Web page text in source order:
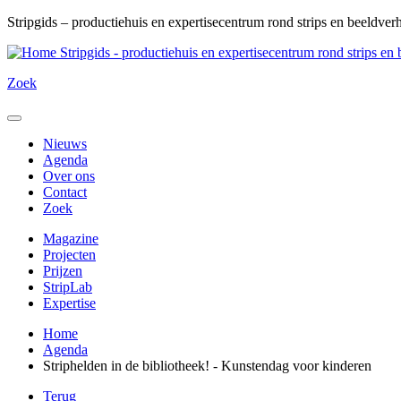
Overslaan
naar
inhoud
Stripgids – productiehuis en expertisecentrum rond strips en
Stripgids - productiehuis en expertisecentrum rond strips en
Zoek
Menu
Nieuws
Agenda
Over ons
Contact
Zoek
Magazine
Projecten
Prijzen
StripLab
Expertise
Home
Agenda
Striphelden in de bibliotheek! - Kunstendag voor kinderen
Terug